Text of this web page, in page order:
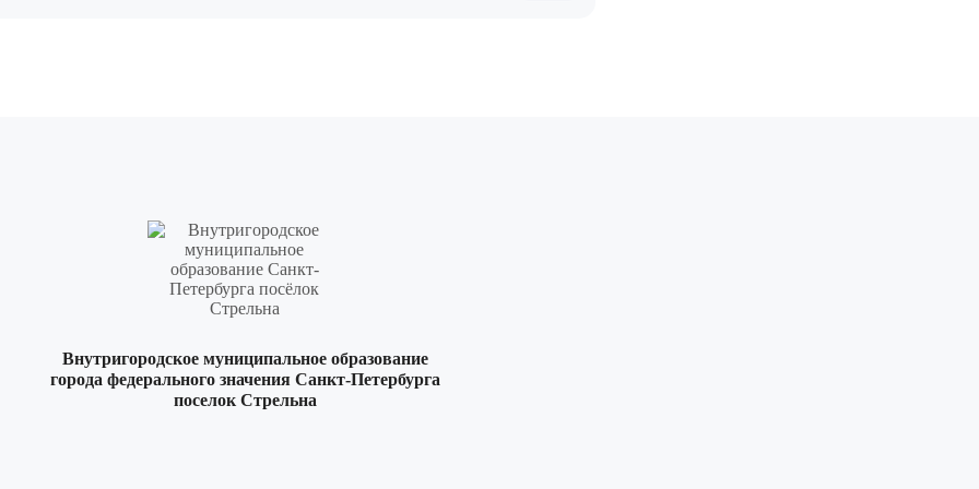
Внутригородское муниципальное образование
города федерального значения Санкт-Петербурга
поселок Стрельна